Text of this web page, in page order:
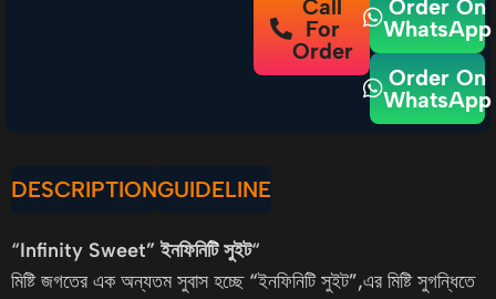
Call
For
Order
Order On
WhatsApp
Order On
WhatsApp
DESCRIPTIONGUIDELINE
“Infinity Sweet” ইনফিনিটি সুইট“
মিষ্টি জগতের এক অন্যতম সুবাস হচ্ছে “ইনফিনিটি সুইট”,এর মিষ্টি সুগন্ধিতে